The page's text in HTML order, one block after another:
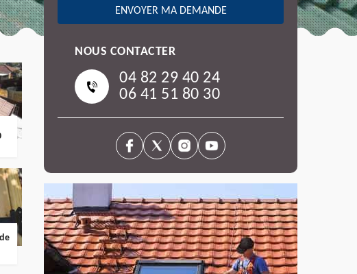
NOUS CONTACTER
04 82 29 40 24
06 41 51 80 30